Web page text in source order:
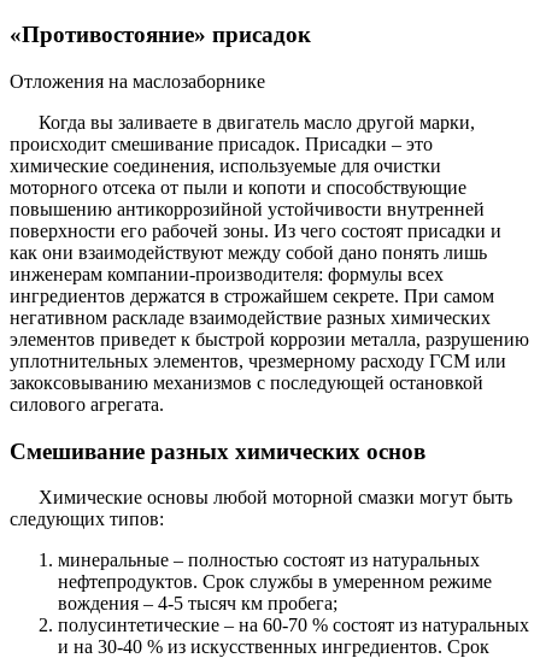
«Противостояние» присадок
Отложения на маслозаборнике
Когда вы заливаете в двигатель масло другой марки,
происходит смешивание присадок. Присадки – это
химические соединения, используемые для очистки
моторного отсека от пыли и копоти и способствующие
повышению антикоррозийной устойчивости внутренней
поверхности его рабочей зоны. Из чего состоят присадки и
как они взаимодействуют между собой дано понять лишь
инженерам компании-производителя: формулы всех
ингредиентов держатся в строжайшем секрете. При самом
негативном раскладе взаимодействие разных химических
элементов приведет к быстрой коррозии металла, разрушению
уплотнительных элементов, чрезмерному расходу ГСМ или
закоксовыванию механизмов с последующей остановкой
силового агрегата.
Смешивание разных химических основ
Химические основы любой моторной смазки могут быть
следующих типов:
минеральные – полностью состоят из натуральных
нефтепродуктов. Срок службы в умеренном режиме
вождения – 4-5 тысяч км пробега;
полусинтетические – на 60-70 % состоят из натуральных
и на 30-40 % из искусственных ингредиентов. Срок